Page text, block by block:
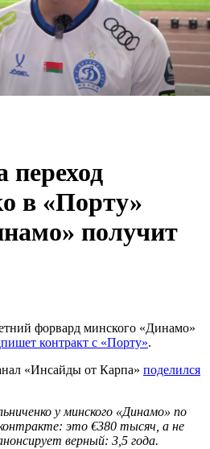
переход
в «Порту»
получит
форвард минского «Динамо»
контракт с «Порту».
«Инсайды от Карпа» поделился
у минского «Динамо» по
это €380 тысяч, а не
верный: 3,5 года.